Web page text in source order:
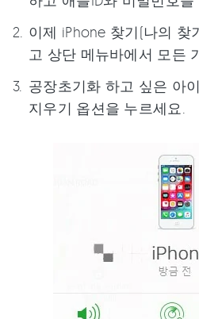
이제 iPhone 찾기(나의 찾
고 상단 메뉴바에서 모든
공장초기화 하고 싶은 아
지우기 옵션을 누르세요.